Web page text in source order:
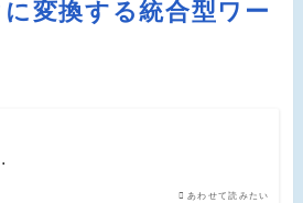
変換する統合型ワー
あわせて読みたい